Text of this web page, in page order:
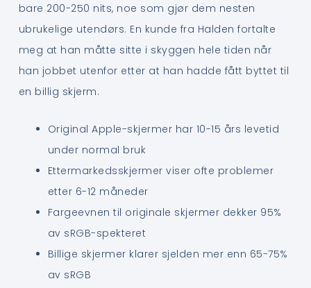
bare 200-250 nits, noe som gjør dem nesten
ubrukelige utendørs. En kunde fra Halden fortalte
meg at han måtte sitte i skyggen hele tiden når
han jobbet utenfor etter at han hadde fått byttet til
en billig skjerm.
Original Apple-skjermer har 10-15 års levetid
under normal bruk
Ettermarkedsskjermer viser ofte problemer
etter 6-12 måneder
Fargeevnen til originale skjermer dekker 95%
av sRGB-spekteret
Billige skjermer klarer sjelden mer enn 65-75%
av sRGB